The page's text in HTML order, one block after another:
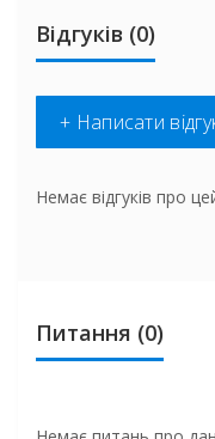
Відгуків (0)
+ Написати
Немає відгуків про
Питання (0)